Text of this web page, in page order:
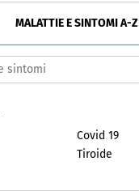
MALATTIE E SINTOMI A-Z
Covid 19
Tiroide